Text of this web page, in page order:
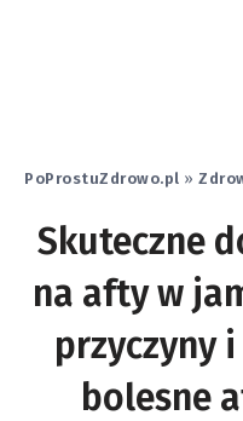
PoProstuZdrowo.pl »
Skuteczne
na afty w
przyczyny
bolesne